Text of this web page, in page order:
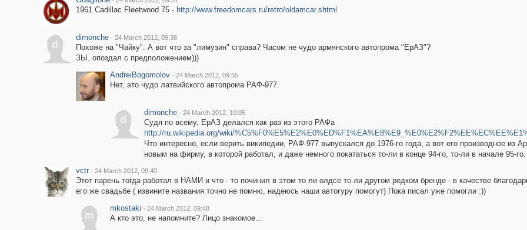
1961 Cadillac Fleetwood 75 - http://www.freedomcars.ru/retro/oldamcar.shtml
d
dimonche · 24 March 2012, 09:38
Похоже на "Чайку". А вот что за "лимузин" справа? Часом не чудо армянского автопрома "ЕрАЗ"?
ЗЫ. опоздал с предположением)))
AndreiBogomolov · 24 March 2012, 09:55
Нет, это чудо латвийского автопрома РАФ-977.
d
dimonche · 24 March 2012, 10:05
Судя по всему, ЕрАЗ делался как раз из этого РАФа
http://ru.wikipedia.org/wiki/
Что интересно, если верить википедии, РАФ-977 выпускался до 1976-го года, а вот его производное из
новым на фирму, в которой работал, и даже немного покататься то-ли в конце 94-го, то-ли в начале 95-
vctr · 24 March 2012, 09:40
Этот парень тогда работал в НАМИ и что - то починил в этом то ли олдсе то ли другом редком бренде - в качестве
его же свадьбе ( извините названия точно не помню, надеюсь наши автогуру помогут) Пока писал уже помогли :))
m
mkostaki · 24 March 2012, 09:48
А кто это, не напомните? Лицо знакомое...